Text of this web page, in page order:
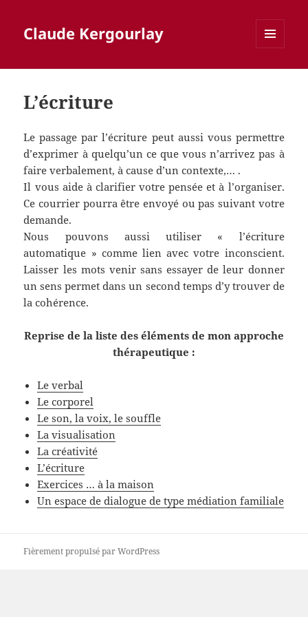
Claude Kergourlay
L’écriture
Le passage par l’écriture peut aussi vous permettre
d’exprimer à quelqu’un ce que vous n’arrivez pas à
faire verbalement, à cause d’un contexte,… .
Il vous aide à clarifier votre pensée et à l’organiser.
Ce courrier pourra être envoyé ou pas suivant votre
demande.
Nous pouvons aussi utiliser « l’écriture
automatique » comme lien avec votre inconscient.
Laisser les mots venir sans essayer de leur donner
un sens permet dans un second temps d’y trouver de
la cohérence.
Reprise de la liste des éléments de mon approche
thérapeutique :
Le verbal
Le corporel
Le son, la voix, le souffle
La visualisation
La créativité
L’écriture
Exercices … à la maison
Un espace de dialogue de type médiation familiale
Fièrement propulsé par WordPress